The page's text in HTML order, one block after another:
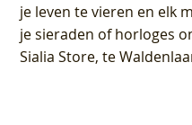
je leven te vieren en elk
je sieraden of horloges
Sialia Store, te